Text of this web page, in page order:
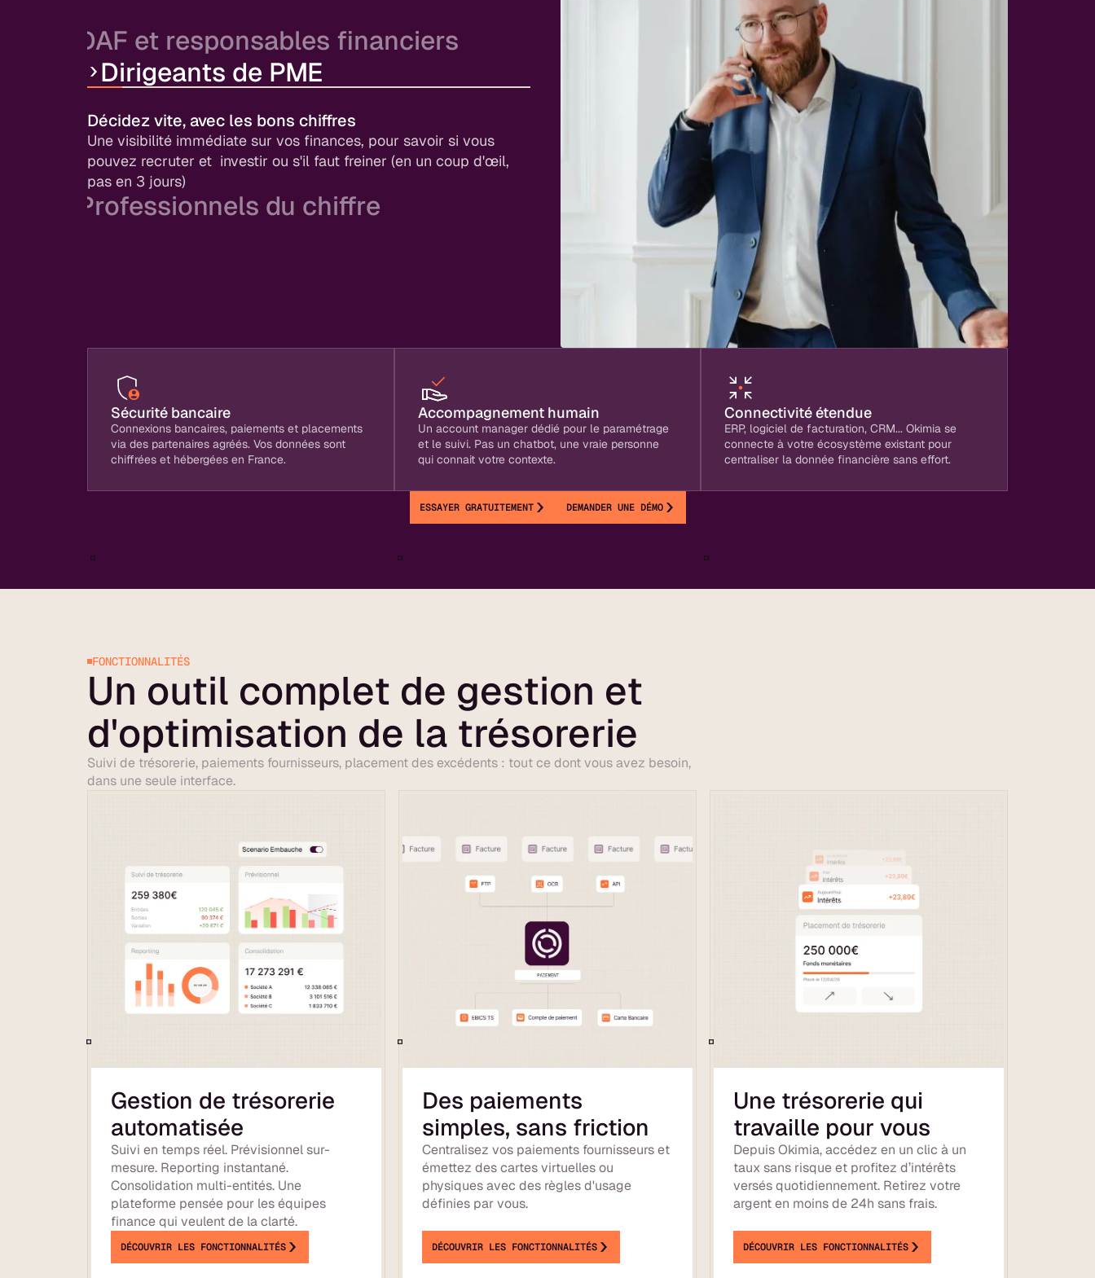
DAF et responsables financiers
Optimisez votre pilotage de trésorerie
Toute votre trésorerie centralisée, des prévisions fiables, et plus
ajoutée).
Dirigeants de PME
Décidez vite, avec les bons chiffres
Une visibilité immédiate sur vos finances, pour savoir si vous
pouvez recruter et investir ou s'il faut freiner (en un coup d'œil,
pas en 3 jours)
Professionnels du chiffre
Sécurité bancaire
Connexions bancaires, paiements et placements
via des partenaires agréés. Vos données sont
chiffrées et hébergées en France.
Accompagnement humain
Un account manager dédié pour le paramétrage
et le suivi. Pas un chatbot, une vraie personne
qui connait votre contexte.
Connectivité étendue
ERP, logiciel de facturation, CRM... Okimia se
connecte à votre écosystème existant pour
centraliser la donnée financière sans effort.
ESSAYER GRATUITEMENT DEMANDER UNE DÉMO
FONCTIONNALITÉS
Un outil complet de gestion et
d'optimisation de la trésorerie
Suivi de trésorerie, paiements fournisseurs, placement des excédents : tout ce dont vous avez besoin,
dans une seule interface.
Gestion de trésorerie
automatisée
Suivi en temps réel. Prévisionnel sur-
mesure. Reporting instantané.
Consolidation multi-entités. Une
plateforme pensée pour les équipes
finance qui veulent de la clarté.
DÉCOUVRIR LES FONCTIONNALITÉS
Des paiements
simples, sans friction
Centralisez vos paiements fournisseurs et
émettez des cartes virtuelles ou
physiques avec des règles d'usage
définies par vous.
DÉCOUVRIR LES FONCTIONNALITÉS
Une trésorerie qui
travaille pour vous
Depuis Okimia, accédez en un clic à un
taux sans risque et profitez d’intérêts
versés quotidiennement. Retirez votre
argent en moins de 24h sans frais.
DÉCOUVRIR LES FONCTIONNALITÉS